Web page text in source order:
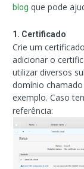
blog que pode
1. Certificado
Crie um
adicionar o
utilizar diversos
domínio
exemplo. Caso
referência: